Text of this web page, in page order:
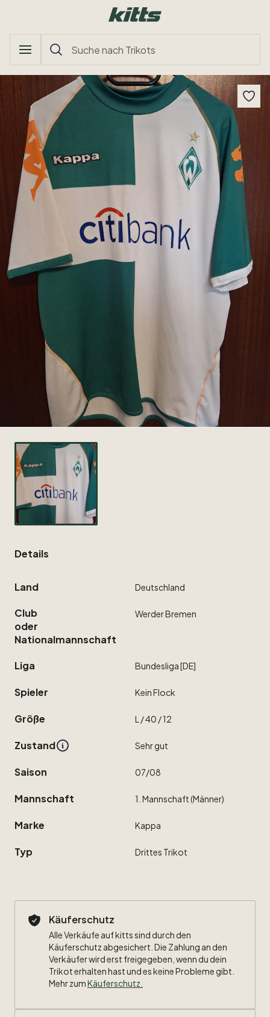
Details
Land Deutschland
Club
oder
Nationalmannschaft
WerderBremen
Liga Bundesliga[DE]
Spieler KeinFlock
Größe L ​/​40 ​/​12
Zustand Sehrgut
Saison 07​/​08
Mannschaft 1. Mannschaft(Männer)
Marke Kappa
Typ Drittes Trikot
Käuferschutz
Alle Verkäufe auf kitts sind durch den
Käuferschutz abgesichert. Die Zahlung an den
Verkäufer wird erst freigegeben, wenn du dein
Trikot erhalten hast und es keine Probleme gibt.
Mehr zumKäuferschutz